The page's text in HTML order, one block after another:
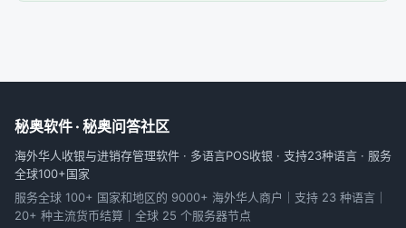
秘奥软件 · 秘奥问答社区
海外华人收银与进销存管理软件 · 多语言POS收银 · 支持23种语言 · 服务
全球100+国家
服务全球 100+ 国家和地区的 9000+ 海外华人商户｜支持 23 种语言｜
20+ 种主流货币结算｜全球 25 个服务器节点